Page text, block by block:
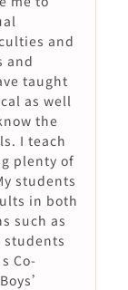
and
and
taught
as well
the
I teach
plenty of
students
in both
such as
students
Co-